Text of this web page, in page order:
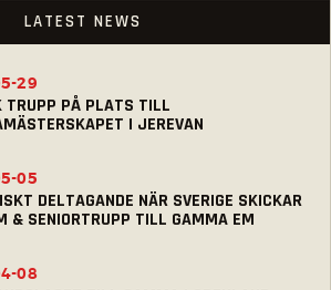
LATEST NEWS
TRUPP PÅ PLATS TILL
I JEREVAN
29
DELTAGANDE NÄR SVERIGE SKICKAR
& SENIORTRUPP TILL GAMMA EM
05
08